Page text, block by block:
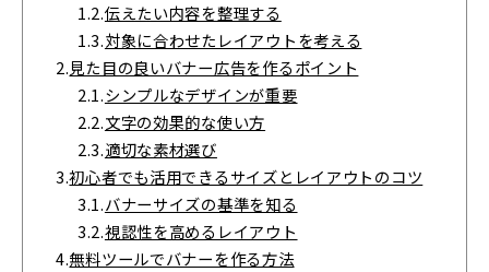
1.2.伝えたい内容を整理する
1.3.対象に合わせたレイアウトを考える
2.見た目の良いバナー広告を作るポイント
2.1.シンプルなデザインが重要
2.2.文字の効果的な使い方
2.3.適切な素材選び
3.初心者でも活用できるサイズとレイアウトのコツ
3.1.バナーサイズの基準を知る
3.2.視認性を高めるレイアウト
4.無料ツールでバナーを作る方法